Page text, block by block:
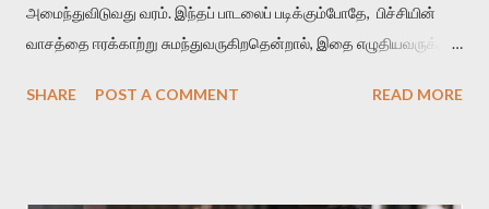
அமைந்துவிடுவது வரம். இந்தப் பாடலைப் படிக்கும்போதே, பிச்சியின்
வாசத்தை ஈரக்காற்று சுமந்துவருகிறதென்றால், இதை எழுதியவருக்கும்
கொழுமுகை இரும்பனம் பசுங்குடைப் பலவுடன் பொதிந்து பெரும்பெயல்
SHARE POST A COMMENT READ MORE